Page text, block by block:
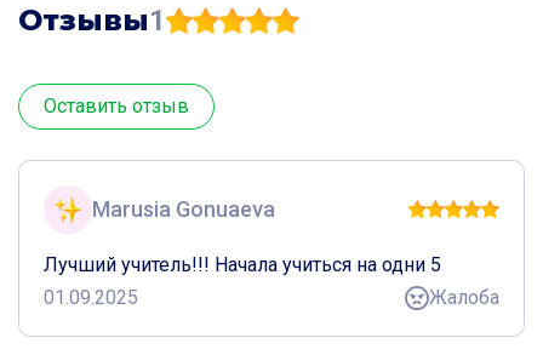
Отзывы1
Оставить отзыв
Marusia Gonuaeva
Лучший учитель!!! Начала учиться на одни 5
01.09.2025
Жалоба